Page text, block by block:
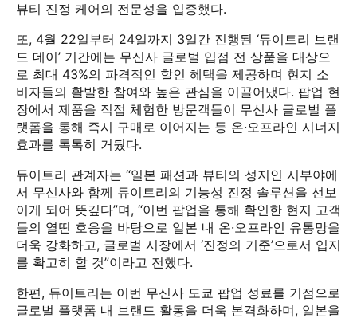
뷰티 진정 케어의 전문성을 입증했다.
또, 4월 22일부터 24일까지 3일간 진행된 ‘듀이트리 브랜
드 데이’ 기간에는 무신사 글로벌 입점 전 상품을 대상으
로 최대 43%의 파격적인 할인 혜택을 제공하며 현지 소
비자들의 활발한 참여와 높은 관심을 이끌어냈다. 팝업 현
장에서 제품을 직접 체험한 방문객들이 무신사 글로벌 플
랫폼을 통해 즉시 구매로 이어지는 등 온·오프라인 시너지
효과를 톡톡히 거뒀다.
듀이트리 관계자는 “일본 패션과 뷰티의 성지인 시부야에
서 무신사와 함께 듀이트리의 기능성 진정 솔루션을 선보
이게 되어 뜻깊다”며, “이번 팝업을 통해 확인한 현지 고객
들의 열띤 호응을 바탕으로 일본 내 온·오프라인 유통망을
더욱 강화하고, 글로벌 시장에서 ‘진정의 기준’으로서 입지
를 확고히 할 것”이라고 전했다.
한편, 듀이트리는 이번 무신사 도쿄 팝업 성료를 기점으로
글로벌 플랫폼 내 브랜드 활동을 더욱 본격화하며, 일본을